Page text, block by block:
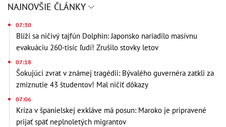
NAJNOVŠIE ČLÁNKY
07:30
Blíži sa ničivý tajfún Dolphin: Japonsko nariadilo masívnu
evakuáciu 260-tisíc ľudí! Zrušilo stovky letov
07:18
Šokujúci zvrat v známej tragédii: Bývalého guvernéra zatkli za
zmiznutie 43 študentov! Mal ničiť dôkazy
07:06
Kríza v španielskej exkláve má posun: Maroko je pripravené
prijať späť neplnoletých migrantov